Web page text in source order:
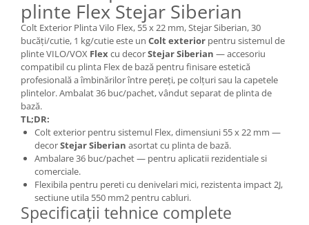
plinte Flex Stejar Siberian
Colt Exterior Plinta Vilo Flex, 55 x 22 mm, Stejar Siberian, 30
bucăți/cutie, 1 kg/cutie este un Colt exterior pentru sistemul de
plinte VILO/VOX Flexcu decorStejar Siberian — accesoriu
compatibil cu plinta Flex de bază pentru finisare estetică
profesională a îmbinărilor între pereți, pe colțuri sau la capetele
plintelor. Ambalat 36 buc/pachet, vândut separat de plinta de
bază.
TL;DR:
Colt exterior pentru sistemul Flex, dimensiuni 55 x 22 mm —
decorStejar Siberian asortat cu plinta de bază.
Ambalare 36 buc/pachet — pentru aplicatii rezidentiale si
comerciale.
Flexibila pentru pereti cu denivelari mici, rezistenta impact 2J,
sectiune utila 550 mm2 pentru cabluri.
Specificații tehnice complete